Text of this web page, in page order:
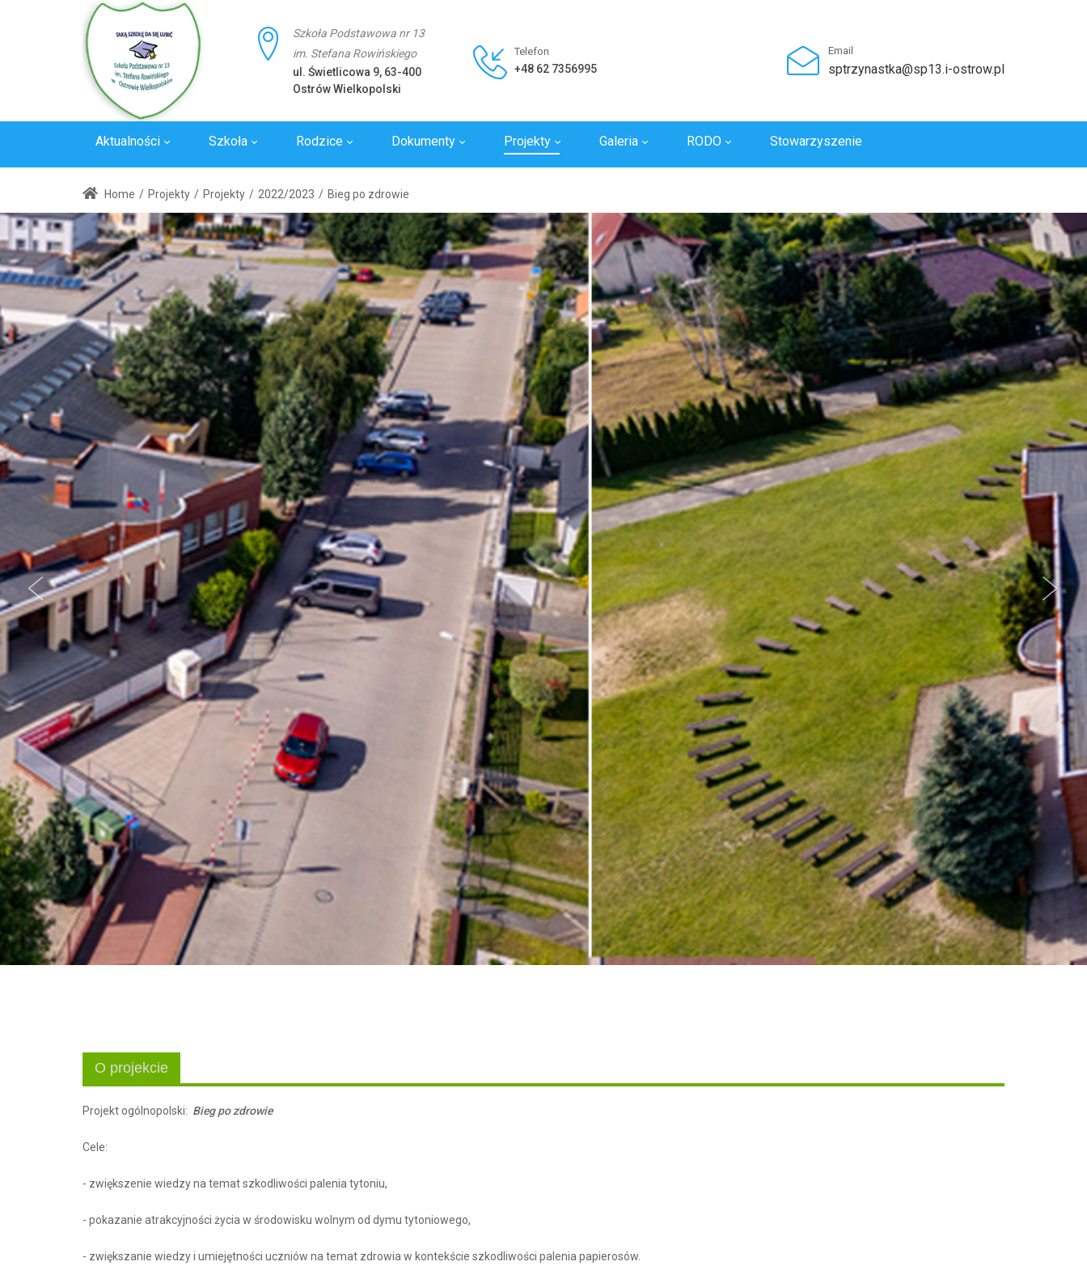
Szkoła Podstawowa nr 13
im. Stefana Rowińskiego
ul. Świetlicowa 9, 63-400
Ostrów Wielkopolski
Telefon
+48 62 7356995
Email
sptrzynastka@sp13.i-ostrow.pl
Aktualności Szkoła Rodzice Dokumenty Projekty Galeria RODO Stowarzyszenie
Home / Projekty / Projekty / 2022/2023 / Bieg po zdrowie
O projekcie
Projekt ogólnopolski: Bieg po zdrowie
Cele:
- zwiększenie wiedzy na temat szkodliwości palenia tytoniu,
- pokazanie atrakcyjności życia w środowisku wolnym od dymu tytoniowego,
- zwiększanie wiedzy i umiejętności uczniów na temat zdrowia w kontekście szkodliwości palenia papierosów.